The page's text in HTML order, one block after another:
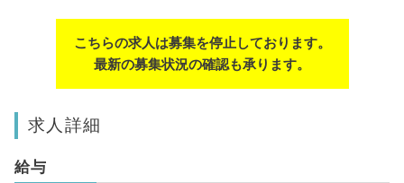
こちらの求人は募集を停止しております。
最新の募集状況の確認も承ります。
求人詳細
給与